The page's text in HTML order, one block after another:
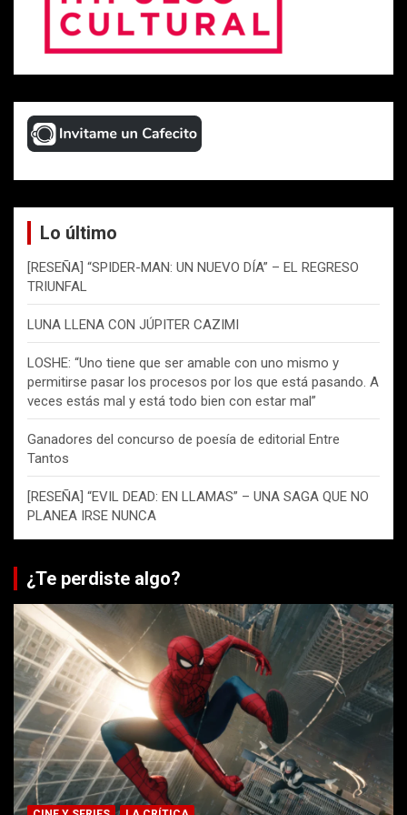
Lo último
[RESEÑA] “SPIDER-MAN: UN NUEVO DÍA” – EL REGRESO
TRIUNFAL
LUNA LLENA CON JÚPITER CAZIMI
LOSHE: “Uno tiene que ser amable con uno mismo y
permitirse pasar los procesos por los que está pasando. A
veces estás mal y está todo bien con estar mal”
Ganadores del concurso de poesía de editorial Entre
Tantos
[RESEÑA] “EVIL DEAD: EN LLAMAS” – UNA SAGA QUE NO
PLANEA IRSE NUNCA
¿Te perdiste algo?